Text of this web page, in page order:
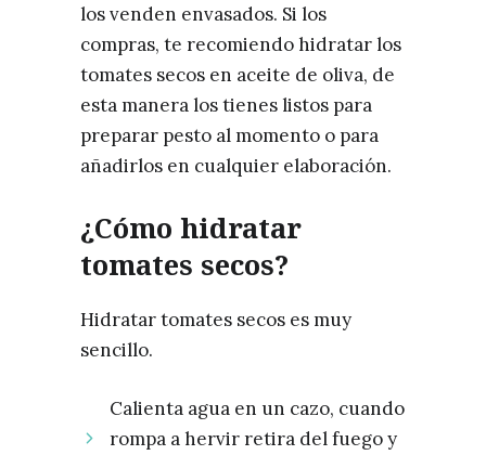
los venden envasados. Si los
compras, te recomiendo hidratar los
tomates secos en aceite de oliva, de
esta manera los tienes listos para
preparar pesto al momento o para
añadirlos en cualquier elaboración.
¿Cómo hidratar
tomates secos?
Hidratar tomates secos es muy
sencillo.
Calienta agua en un cazo, cuando
rompa a hervir retira del fuego y